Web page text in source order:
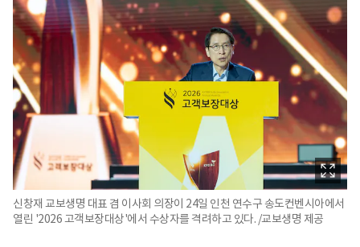
신창재 교보생명 대표 겸 이사회 의장이 24일 인천 연수구 송도컨벤시아에서
열린 '2026 고객보장대상'에서 수상자를 격려하고 있다. /교보생명 제공